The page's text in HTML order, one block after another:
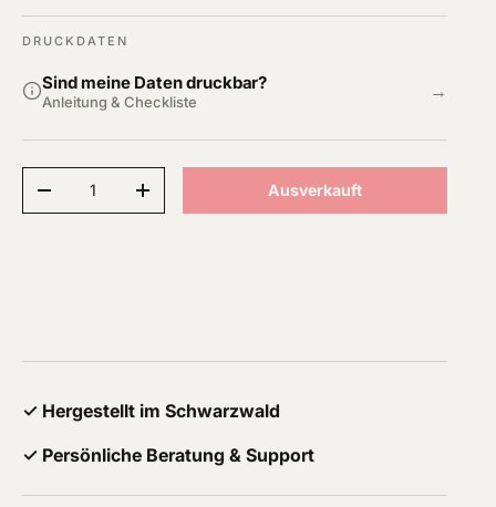
DRUCKDATEN
Sind meine Daten druckbar?
Anleitung & Checkliste →
Menge verringernMenge erhöhen Ausverkauft
✓ Hergestellt im Schwarzwald
✓ Persönliche Beratung & Support